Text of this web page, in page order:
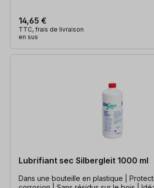
14,65 €
TTC, frais de livraison
en sus
Lubrifiant sec Silbergleit 1000 ml
Dans une bouteille en plastique |